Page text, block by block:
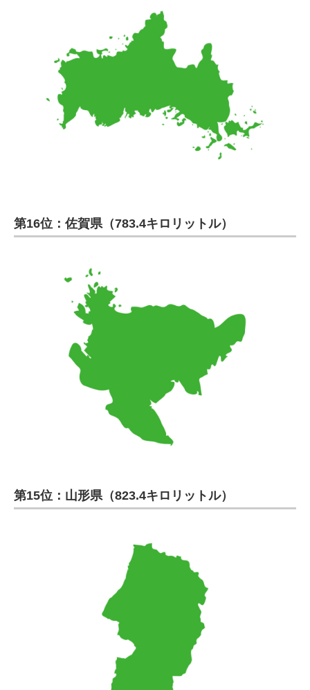
第16位：佐賀県（783.4キロリットル）
第15位：山形県（823.4キロリットル）